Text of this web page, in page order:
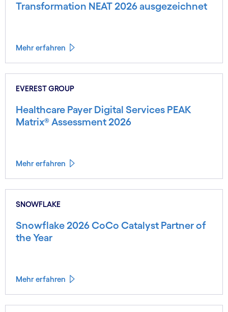
Transformation NEAT 2026 ausgezeichnet
Mehr erfahren
EVEREST GROUP
Healthcare Payer Digital Services PEAK
Matrix® Assessment 2026
Mehr erfahren
SNOWFLAKE
Snowflake 2026 CoCo Catalyst Partner of
the Year
Mehr erfahren